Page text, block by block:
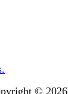
.
© 2026